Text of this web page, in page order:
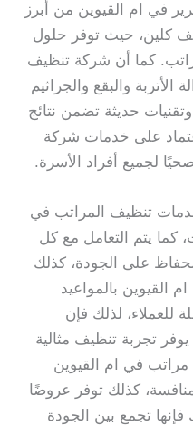
في ام القيوين من أبرز
كلين، حيث توفر حلول
كما أن شركة تنظيف
الأتربة والبقع والجراثيم
حديثة تضمن نتائج
على خدمات شركة
لجميع أفراد الأسرة.
تنظيف المراتب في
كما يتم التعامل مع كل
على الجودة، كذلك
القيوين بالمواعيد
للعملاء، لذلك فإن
تجربة تنظيف مثالية
في ام القيوين
كذلك توفر عروضًا
فإنها تجمع بين الجودة